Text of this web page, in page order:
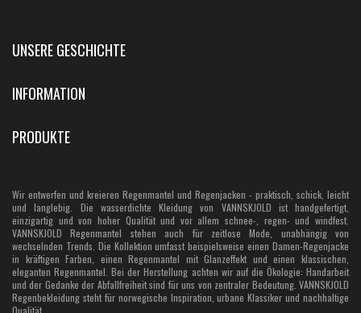
UNSERE GESCHICHTE
INFORMATION
PRODUKTE
Wir entwerfen und kreieren Regenmantel und Regenjacken - praktisch, schick, leicht
und langlebig. Die wasserdichte Kleidung von VANNSKJOLD ist handgefertigt,
einzigartig und von hoher Qualität und vor allem schnee-, regen- und windfest.
VANNSKJOLD Regenmantel stehen auch für zeitlose Mode, unabhängig von
wechselnden Trends. Die Kollektion umfasst beispielsweise einen Damen-Regenjacke
in kräftigen Farben, einen Regenmantel mit Glanzeffekt und einen klassischen,
eleganten Regenmantel. Bei der Herstellung achten wir auf die Ökologie: Handarbeit
und der Gedanke der Abfallfreiheit sind für uns von zentraler Bedeutung. VANNSKJOLD
Regenbekleidung steht für norwegische Inspiration, urbane Klassiker und nachhaltige